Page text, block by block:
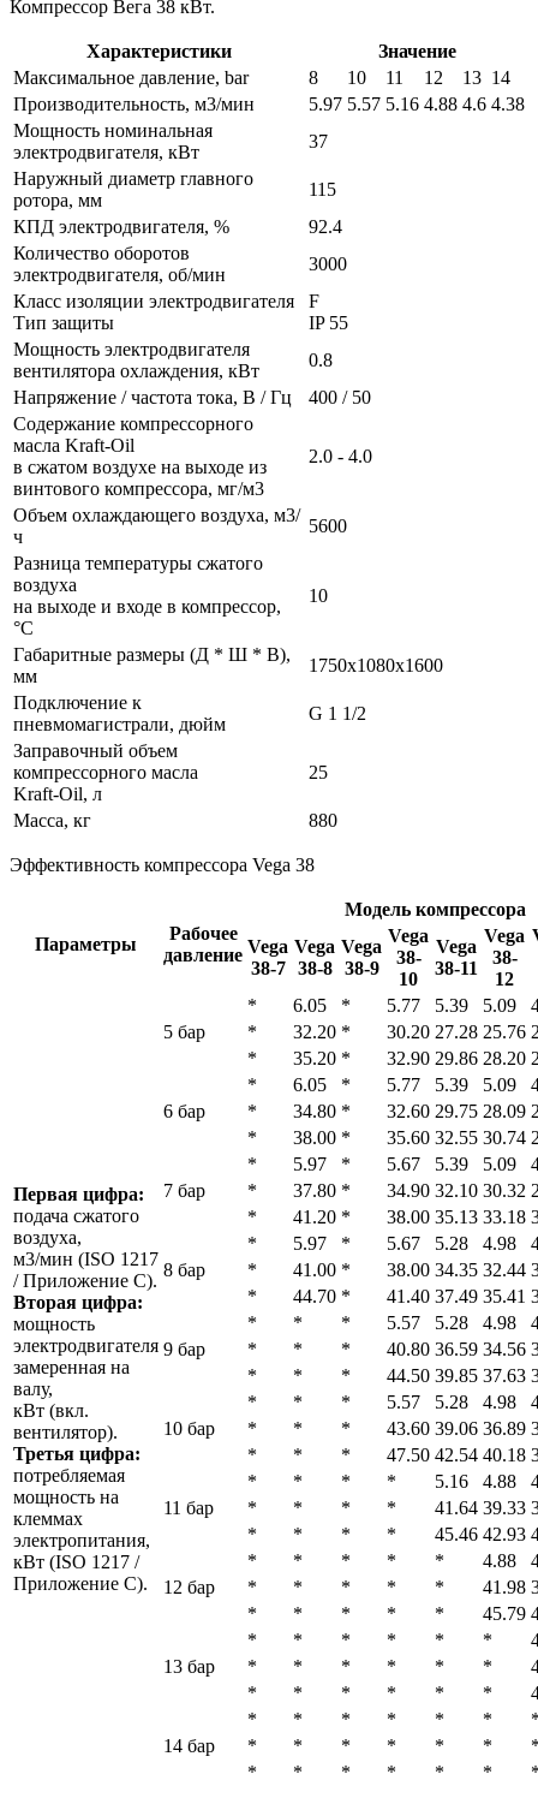
Компрессор Вега 38 кВт.
Характеристики
Значение
Максимальное давление, bar
8 10 11 12 13 14
Производительность, м3/мин
5.97 5.57 5.16 4.88 4.6 4.38
Мощность номинальная
электродвигателя, кВт
37
Наружный диаметр главного
ротора, мм
115
КПД электродвигателя, %
92.4
Количество оборотов
электродвигателя, об/мин
3000
Класс изоляции электродвигателя
Тип защиты
F
IP 55
Мощность электродвигателя
вентилятора охлаждения, кВт
0.8
Напряжение / частота тока, В / Гц
400 / 50
Содержание компрессорного
масла Kraft-Oil
в сжатом воздухе на выходе из
винтового компрессора, мг/м3
2.0 - 4.0
Объем охлаждающего воздуха, м3/
ч
5600
Разница температуры сжатого
воздуха
на выходе и входе в компрессор,
°С
10
Габаритные размеры (Д * Ш * В),
мм
1750x1080x1600
Подключение к
пневмомагистрали, дюйм
G 1 1/2
Заправочный объем
компрессорного масла
Kraft-Oil, л
25
Масса, кг 880
Эффективность компрессора Vega 38
Параметры
Рабочее
давление
Модель компрессора
Vega
38-7
Vega
38-8
Vega
38-9
Vega
38-
10
Vega
38-11
Vega
38-
12
Первая цифра:
подача сжатого
воздуха,
м3/мин (ISO 1217
/ Приложение C).
Вторая цифра:
мощность
электродвигателя
замеренная на
валу,
кВт (вкл.
вентилятор).
Третья цифра:
потребляемая
мощность на
клеммах
электропитания,
кВт (ISO 1217 /
Приложение C).
5 бар
* 6.05 * 5.77 5.39 5.09
*
32.20 * 30.20 27.28 25.76
*
35.20 * 32.90 29.86 28.20
6 бар
* 6.05 * 5.77 5.39 5.09
*
34.80 * 32.60 29.75 28.09
*
38.00 * 35.60 32.55 30.74
7 бар
* 5.97 * 5.67 5.39 5.09
*
37.80 * 34.90 32.10 30.32
*
41.20 * 38.00 35.13 33.18
8 бар
* 5.97 * 5.67 5.28 4.98
*
41.00 * 38.00 34.35 32.44
*
44.70 * 41.40 37.49 35.41
9 бар
* * * 5.57 5.28 4.98
*
* * 40.80 36.59 34.56
*
* * 44.50 39.85 37.63
10 бар
* * * 5.57 5.28 4.98
*
* * 43.60 39.06 36.89
*
* * 47.50 42.54 40.18
11 бар
* * * * 5.16 4.88
*
* * * 41.64 39.33
*
* * * 45.46 42.93
12 бар
* * * * * 4.88
*
* * * * 41.98
*
* * * * 45.79
13 бар
* * * * * *
*
* * * * *
*
* * * * *
14 бар
* * * * * *
*
* * * * *
*
* * * * *